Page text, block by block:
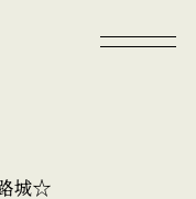
城☆